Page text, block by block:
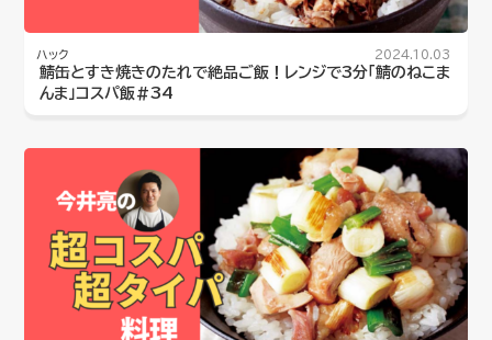
ハック 2024.10.03
鯖缶とすき焼きのたれで絶品ご飯！レンジで3分「鯖のねこま
んま」コスパ飯#34